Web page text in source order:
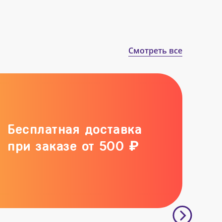
Смотреть все
Бесплатная доставка
при заказе от 500 ₽